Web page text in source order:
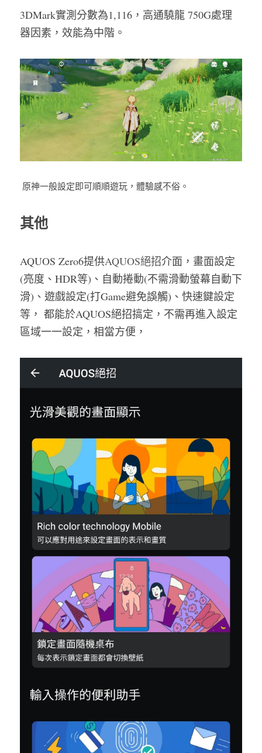
3DMark實測分數為1,116，高通驍龍 750G處理
器因素，效能為中階。
原神一般設定即可順順遊玩，體驗感不俗。
其他
AQUOS Zero6提供AQUOS絕招介面，畫面設定
(亮度、HDR等)、自動捲動(不需滑動螢幕自動下
滑)、遊戲設定(打Game避免誤觸)、快速鍵設定
等， 都能於AQUOS絕招搞定，不需再進入設定
區域一一設定，相當方便，